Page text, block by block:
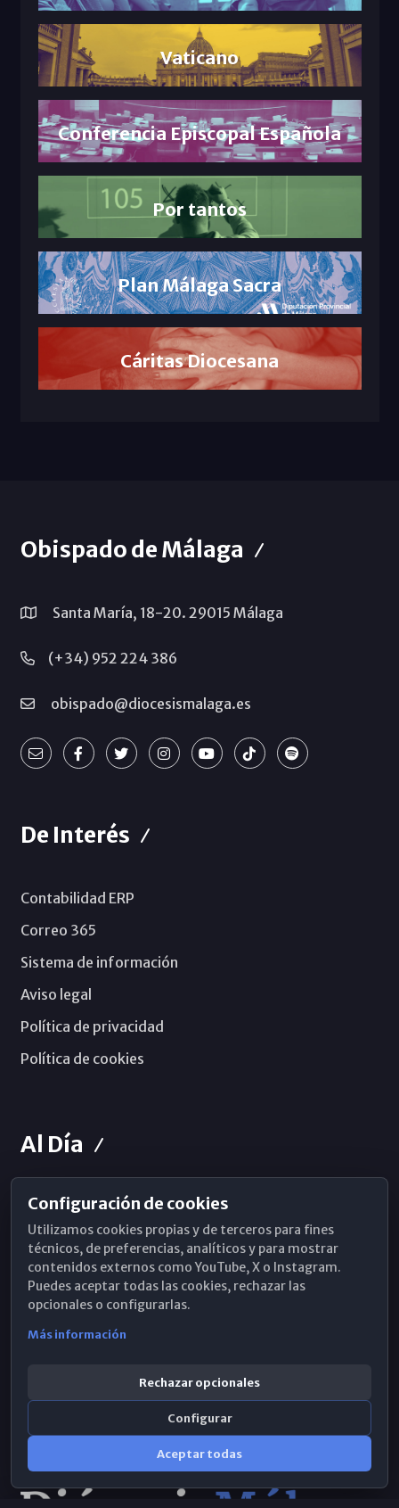
Vaticano
Conferencia Episcopal Española
Por tantos
Plan Málaga Sacra
Cáritas Diocesana
Obispado de Málaga
Santa María, 18-20. 29015 Málaga
(+34) 952 224 386
obispado@diocesismalaga.es
De Interés
Contabilidad ERP
Correo 365
Sistema de información
Aviso legal
Política de privacidad
Política de cookies
Al Día
Horarios de Misa
Hemeroteca
WhatsApp
Configuración de cookies
Utilizamos cookies propias y de terceros para fines
técnicos, de preferencias, analíticos y para mostrar
contenidos externos como YouTube, X o Instagram.
Puedes aceptar todas las cookies, rechazar las
opcionales o configurarlas.
Más información
Rechazar opcionales
Configurar
Aceptar todas